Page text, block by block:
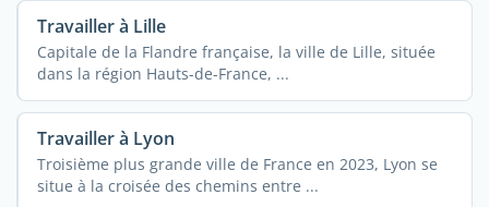
Travailler à Lille
Capitale de la Flandre française, la ville de Lille, située
dans la région Hauts-de-France, ...
Travailler à Lyon
Troisième plus grande ville de France en 2023, Lyon se
situe à la croisée des chemins entre ...